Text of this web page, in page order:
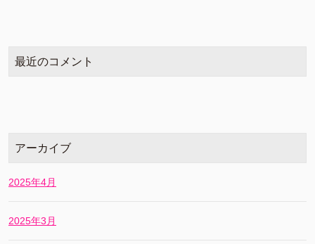
最近のコメント
アーカイブ
2025年4月
2025年3月